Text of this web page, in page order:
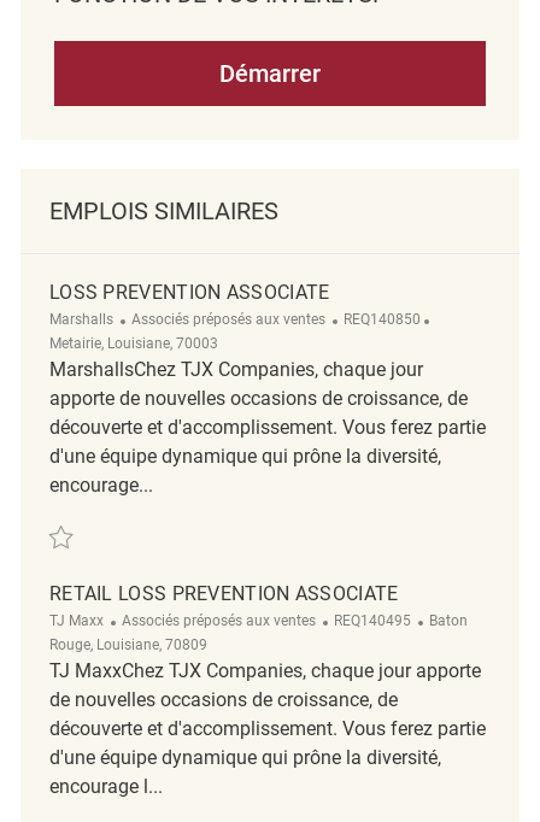
Démarrer
EMPLOIS SIMILAIRES
LOSS PREVENTION ASSOCIATE
Marshalls Catégorie
Associés préposés aux ventes ReqId
REQ140850
Metairie, Louisiane, 70003
MarshallsChez TJX Companies, chaque jour
apporte de nouvelles occasions de croissance, de
découverte et d'accomplissement. Vous ferez partie
d'une équipe dynamique qui prône la diversité,
encourage...
Sauvegarder Loss Prevention Associate REQ140850
RETAIL LOSS PREVENTION ASSOCIATE
TJ Maxx Catégorie
Associés préposés aux ventes ReqId
REQ140495 Emplacement
Baton
Rouge, Louisiane, 70809
TJ MaxxChez TJX Companies, chaque jour apporte
de nouvelles occasions de croissance, de
découverte et d'accomplissement. Vous ferez partie
d'une équipe dynamique qui prône la diversité,
encourage l...